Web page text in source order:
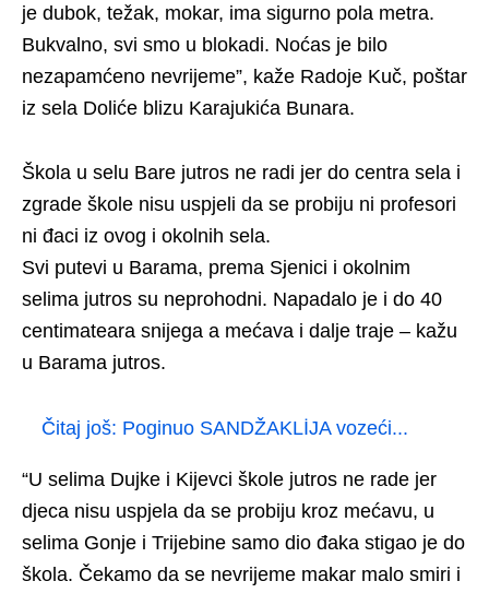
je dubok, težak, mokar, ima sigurno pola metra.
Bukvalno, svi smo u blokadi. Noćas je bilo
nezapamćeno nevrijeme”, kaže Radoje Kuč, poštar
iz sela Doliće blizu Karajukića Bunara.
Škola u selu Bare jutros ne radi jer do centra sela i
zgrade škole nisu uspjeli da se probiju ni profesori
ni đaci iz ovog i okolnih sela.
Svi putevi u Barama, prema Sjenici i okolnim
selima jutros su neprohodni. Napadalo je i do 40
centimateara snijega a mećava i dalje traje – kažu
u Barama jutros.
Čitaj još: Poginuo SANDŽAKLİJA vozeći...
“U selima Dujke i Kijevci škole jutros ne rade jer
djeca nisu uspjela da se probiju kroz mećavu, u
selima Gonje i Trijebine samo dio đaka stigao je do
škola. Čekamo da se nevrijeme makar malo smiri i